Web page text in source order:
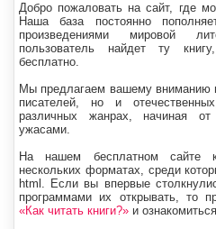
Добро пожаловать на сайт, где
Наша база постоянно
произведениями мировой
пользователь найдет ту
бесплатно.
Мы предлагаем вашему вниманию
писателей, но и
различных жанрах, начиная
ужасами.
На нашем бесплатном сайте
нескольких форматах, среди
html. Если вы впервые
программами их открывать, то
«Как читать книги?» и